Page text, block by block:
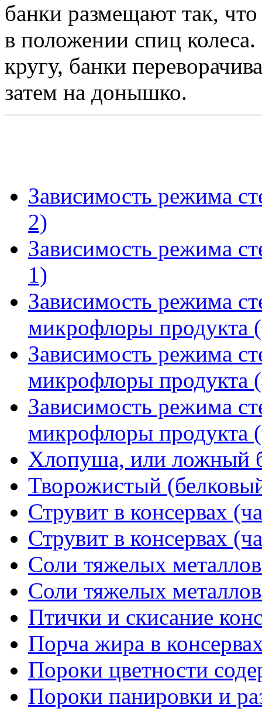
банки размещают так,
в положении спиц
кругу, банки
затем на донышко.
Зависимость режима
2)
Зависимость режима
1)
Зависимость режима
микрофлоры продукта
Зависимость режима
микрофлоры продукта
Зависимость режима
микрофлоры продукта
Хлопуша, или ложный
Творожистый
Струвит в консервах
Струвит в консервах
Соли тяжелых
Соли тяжелых
Птички и скисание
Порча жира в
Пороки цветности
Пороки панировки и